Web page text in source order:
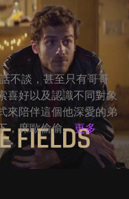
不談，甚至只有哥哥
喜好以及認識不同對象
來陪伴這個他深愛的弟
，席歐偷偷... 更多